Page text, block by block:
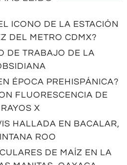
ICONO DE LA ESTACIÓN
DEL METRO CDMX?
DE TRABAJO DE LA
ÉPOCA PREHISPÁNICA?
FLUORESCENCIA DE
RAYOS X
HALLADA EN BACALAR,
ROO
DE MAÍZ EN LA